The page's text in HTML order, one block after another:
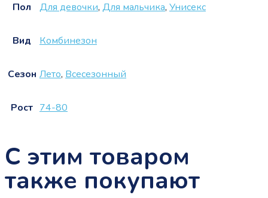
Пол Для девочки, Для мальчика, Унисекс
Вид Комбинезон
Сезон Лето, Всесезонный
Рост 74-80
С этим товаром
также покупают